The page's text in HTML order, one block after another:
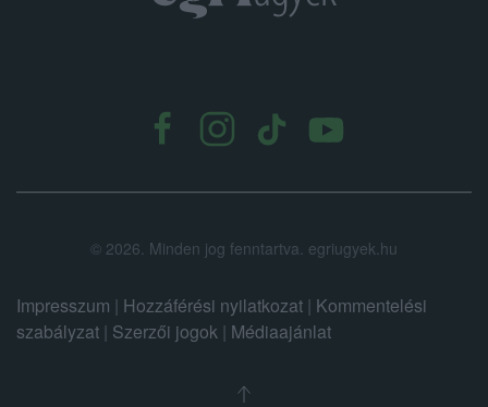
© 2026. Minden jog fenntartva. egriugyek.hu
Impresszum | Hozzáférési nyilatkozat | Kommentelési
szabályzat | Szerzői jogok | Médiaajánlat